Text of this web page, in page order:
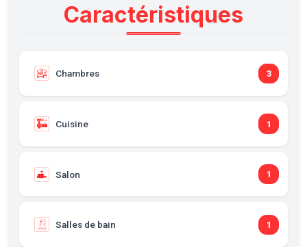
Caractéristiques
Chambres 3
Cuisine 1
Salon 1
Salles de bain 1